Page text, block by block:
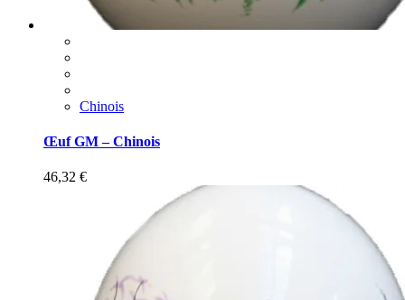
Chinois
Œuf GM – Chinois
46,32 €